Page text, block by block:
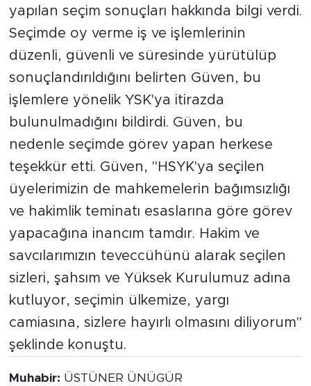
yapılan seçim sonuçları hakkında bilgi verdi.
Seçimde oy verme iş ve işlemlerinin
düzenli, güvenli ve süresinde yürütülüp
sonuçlandırıldığını belirten Güven, bu
işlemlere yönelik YSK'ya itirazda
bulunulmadığını bildirdi. Güven, bu
nedenle seçimde görev yapan herkese
teşekkür etti. Güven, "HSYK'ya seçilen
üyelerimizin de mahkemelerin bağımsızlığı
ve hakimlik teminatı esaslarına göre görev
yapacağına inancım tamdır. Hakim ve
savcılarımızın teveccühünü alarak seçilen
sizleri, şahsım ve Yüksek Kurulumuz adına
kutluyor, seçimin ülkemize, yargı
camiasına, sizlere hayırlı olmasını diliyorum"
şeklinde konuştu.
Muhabir: ÜSTÜNER ÜNÜGÜR